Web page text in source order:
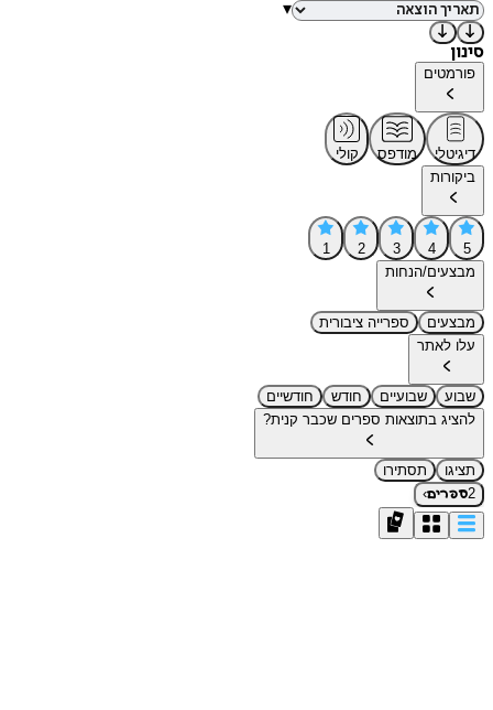
▾
סינון
פורמטים
דיגיטלי מודפס
קולי
ביקורות
5
4
3
2
1
מבצעים/הנחות
מבצעים
ספרייה ציבורית
עלו לאתר
שבוע שבועיים חודש
חודשיים
להציג בתוצאות ספרים שכבר קנית?
תציגו
תסתירו
2ספרים›